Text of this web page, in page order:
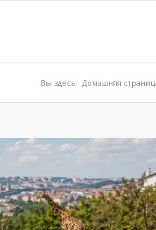
Вы здесь: Домашняя